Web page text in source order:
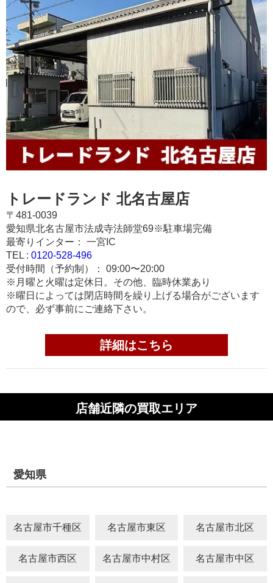
トレードランド 北名古屋店
〒481-0039
愛知県北名古屋市法成寺法師堂69※駐車場完備
最寄りインター： 一宮IC
TEL : 0120-528-496
受付時間（予約制）： 09:00〜20:00
※月曜と火曜は定休日。その他、臨時休業あり
※曜日によっては閉店時間を繰り上げる場合がございます
ので、必ず事前にご連絡下さい。
詳細はこちら
店舗近隣の買取エリア
愛知県
名古屋市千種区 名古屋市東区 名古屋市北区
名古屋市西区 名古屋市中村区 名古屋市中区